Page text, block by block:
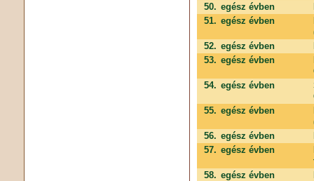
50. egész évben
51. egész évben
52. egész évben
53. egész évben
54. egész évben
55. egész évben
56. egész évben
57. egész évben
58. egész évben